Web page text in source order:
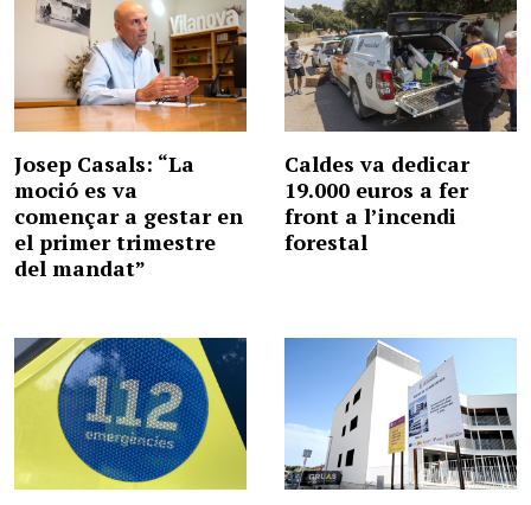
Josep Casals: “La
moció es va
començar a gestar en
el primer trimestre
del mandat”
Caldes va dedicar
19.000 euros a fer
front a l’incendi
forestal